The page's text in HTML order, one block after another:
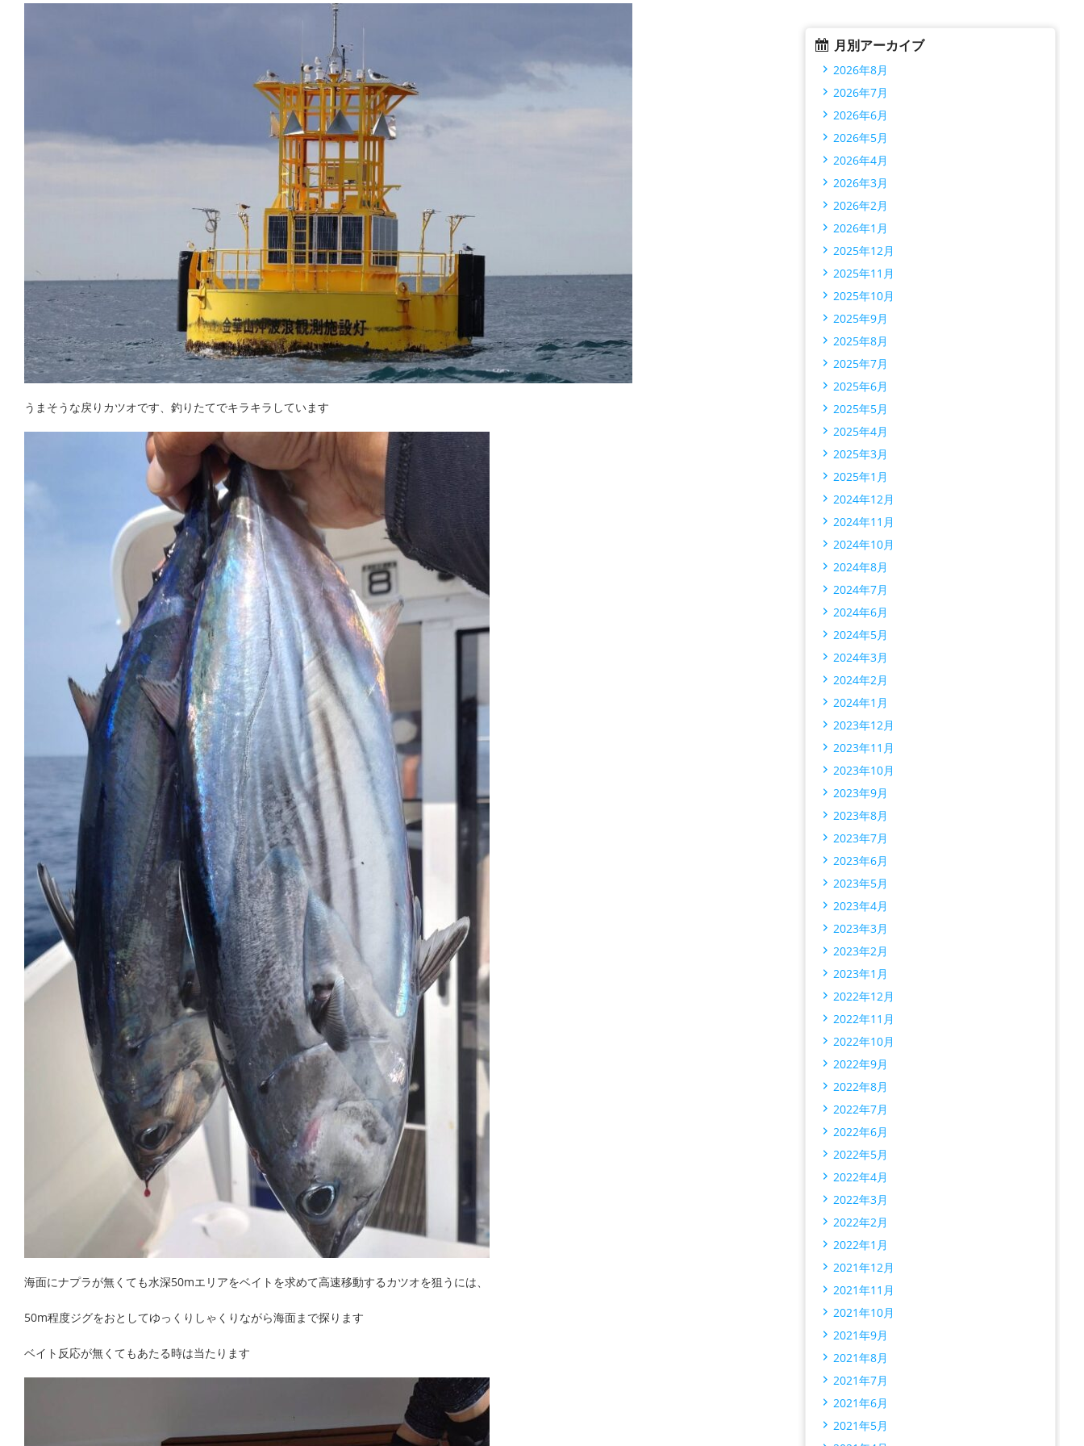
うまそうな戻りカツオです、釣りたてでキラキラしています
海面にナプラが無くても水深50mエリアをベイトを求めて高速移動するカツオを狙うには、
50m程度ジグをおとしてゆっくりしゃくりながら海面まで探ります
ベイト反応が無くてもあたる時は当たります
月別アーカイブ
2026年8月
2026年7月
2026年6月
2026年5月
2026年4月
2026年3月
2026年2月
2026年1月
2025年12月
2025年11月
2025年10月
2025年9月
2025年8月
2025年7月
2025年6月
2025年5月
2025年4月
2025年3月
2025年1月
2024年12月
2024年11月
2024年10月
2024年8月
2024年7月
2024年6月
2024年5月
2024年3月
2024年2月
2024年1月
2023年12月
2023年11月
2023年10月
2023年9月
2023年8月
2023年7月
2023年6月
2023年5月
2023年4月
2023年3月
2023年2月
2023年1月
2022年12月
2022年11月
2022年10月
2022年9月
2022年8月
2022年7月
2022年6月
2022年5月
2022年4月
2022年3月
2022年2月
2022年1月
2021年12月
2021年11月
2021年10月
2021年9月
2021年8月
2021年7月
2021年6月
2021年5月